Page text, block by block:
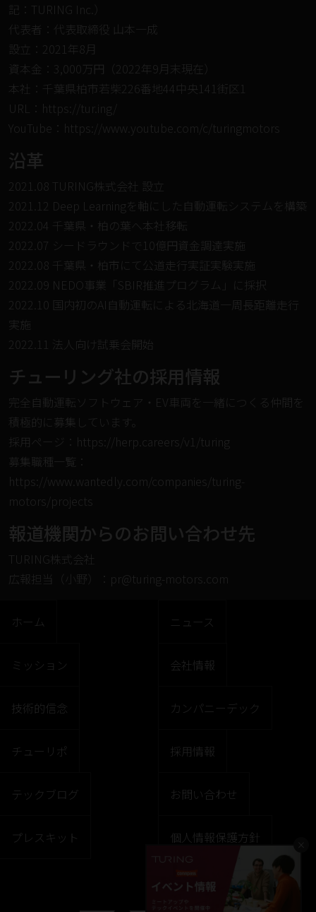
記：TURING Inc.）
代表者：代表取締役 ⼭本⼀成
設⽴：2021年8⽉
資本⾦：3,000万円（2022年9⽉末現在）
本社：千葉県柏市若柴226番地44中央141街区1
URL： https://tur.ing/
YouTube： https://www.youtube.com/c/turingmotors
沿⾰
2021.08 TURING株式会社 設⽴
2021.12 Deep Learningを軸にした⾃動運転システムを構築
2022.04 千葉県・柏の葉へ本社移転
2022.07 シードラウンドで10億円資⾦調達実施
2022.08 千葉県・柏市にて公道⾛⾏実証実験実施
2022.09 NEDO事業「SBIR推進プログラム」に採択
2022.10 国内初のAI自動運転による北海道一周長距離走行
実施
2022.11 法人向け試乗会開始
チューリング社の採⽤情報
完全⾃動運転ソフトウェア・EV⾞両を⼀緒につくる仲間を
積極的に募集しています。
採⽤ページ： https://herp.careers/v1/turing
募集職種⼀覧：
https://www.wantedly.com/companies/turing-
motors/projects
報道機関からのお問い合わせ先
TURING株式会社
広報担当（⼩野）：pr@turing-motors.com
ホーム
ミッション
技術的信念
チューリポ
テックブログ
プレスキット
ニュース
会社情報
カンパニーデック
採用情報
お問い合わせ
個人情報保護方針